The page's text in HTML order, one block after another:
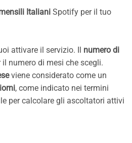
Italiani Spotify per il tuo
attivare il servizio. Il numero di
numero di mesi che scegli.
viene considerato come un
, come indicato nei termini
per calcolare gli ascoltatori attivi